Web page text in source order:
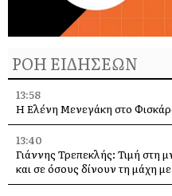
ΡΟΗ ΕΙΔΗΣΕΩΝ
13:58
Η Ελένη Μενεγάκη στο
13:40
Γιάννης Τρεπεκλής: Τιμή στη
και σε όσους δίνουν τη μάχη